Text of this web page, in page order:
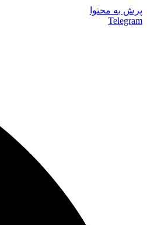
پرش به محتوا
Telegram